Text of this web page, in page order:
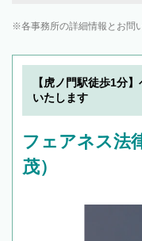
各事務所の詳細情報とお問
【虎ノ門駅徒歩1分
いたします
フェアネス法
茂）